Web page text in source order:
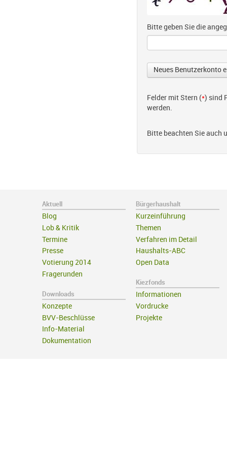
Bitte geben Sie die
Felder mit Stern (*) sind
werden.
Bitte beachten Sie auch
Aktuell
Blog
Lob & Kritik
Termine
Presse
Votierung 2014
Fragerunden
Downloads
Konzepte
BVV-Beschlüsse
Info-Material
Dokumentation
Bürgerhaushalt
Kurzeinführung
Themen
Verfahren im Detail
Haushalts-ABC
Open Data
Kiezfonds
Informationen
Vordrucke
Projekte